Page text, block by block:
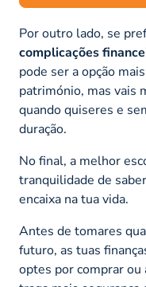
Por outro lado, se
complicações
pode ser a opção
património, mas vais
quando quiseres e
duração.
No final, a melhor
tranquilidade de
encaixa na tua vida.
Antes de tomares
futuro, as tuas
optes por comprar ou